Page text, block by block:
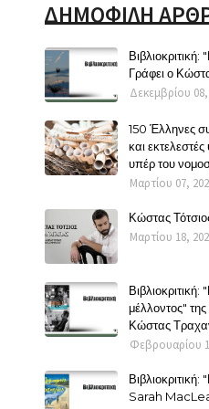
ΔΗΜΟΦΙΛΗ
Γράφει ο
Δεκεμβρίου
150 Έλληνες
και
υπέρ του
Μαρτίου 07,
Κώστας
Μαρτίου 18,
μέλλοντος"
Κώστας
Φεβρουαρίου
Βιβλιοκριτική:
Sarah